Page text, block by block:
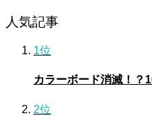
人気記事
1位
カラーボード消滅！？
2位